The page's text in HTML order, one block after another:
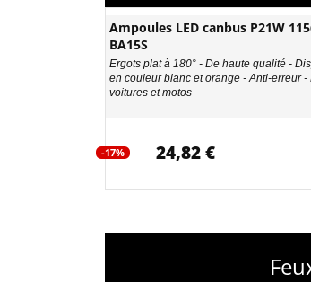
Ampoules LED canbus P21W
BA15S
Ergots plat à 180° - De haute qualité -
en couleur blanc et orange - Anti-erreur -
voitures et motos
-17% 24,82 €